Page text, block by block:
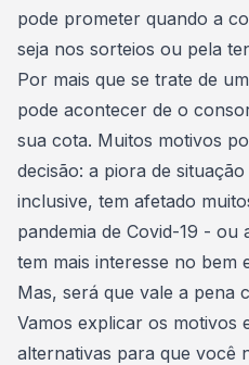
pode prometer quando a
seja nos sorteios ou pela
Por mais que se trate de
pode acontecer de o
sua cota. Muitos motivos
decisão: a piora de
inclusive, tem afetado
pandemia de Covid-19 - ou
tem mais interesse no bem
Mas, será que vale a pena
Vamos explicar os motivos
alternativas para que você